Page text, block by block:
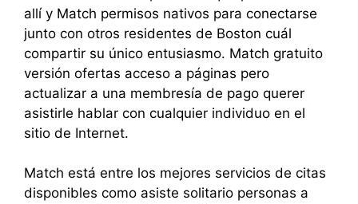
allí y Match permisos nativos para conectarse
junto con otros residentes de Boston cuál
compartir su único entusiasmo. Match gratuito
versión ofertas acceso a páginas pero
actualizar a una membresía de pago querer
asistirle hablar con cualquier individuo en el
sitio de Internet.
Match está entre los mejores servicios de citas
disponibles como asiste solitario personas a